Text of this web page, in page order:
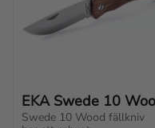
EKA Swede 10
Swede 10 Wood fällkniv